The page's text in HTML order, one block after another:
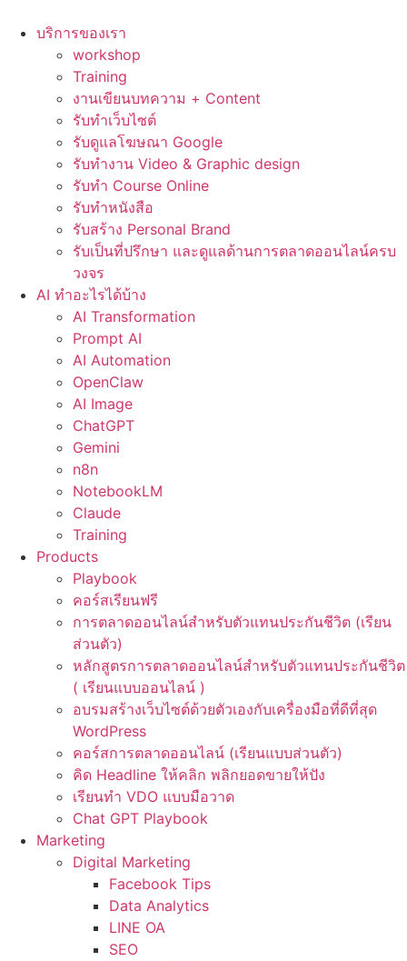
บริการของเรา
workshop
Training
งานเขียนบทความ + Content
รับทำเว็บไซต์
รับดูแลโฆษณา Google
รับทำงาน Video & Graphic design
รับทำ Course Online
รับทำหนังสือ
รับสร้าง Personal Brand
รับเป็นที่ปรึกษา และดูแลด้านการตลาดออนไลน์ครบ
วงจร
AI ทำอะไรได้บ้าง
AI Transformation
Prompt AI
AI Automation
OpenClaw
AI Image
ChatGPT
Gemini
n8n
NotebookLM
Claude
Training
Products
Playbook
คอร์สเรียนฟรี
การตลาดออนไลน์สำหรับตัวแทนประกันชีวิต (เรียน
ส่วนตัว)
หลักสูตรการตลาดออนไลน์สำหรับตัวแทนประกันชีวิต
( เรียนแบบออนไลน์ )
อบรมสร้างเว็บไซต์ด้วยตัวเองกับเครื่องมือที่ดีที่สุด
WordPress
คอร์สการตลาดออนไลน์ (เรียนแบบส่วนตัว)
คิด Headline ให้คลิก พลิกยอดขายให้ปัง
เรียนทำ VDO แบบมือวาด
Chat GPT Playbook
Marketing
Digital Marketing
Facebook Tips
Data Analytics
LINE OA
SEO